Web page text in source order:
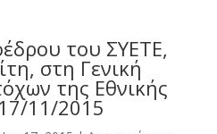
του ΣΥΕΤΕ,
στη Γενική
της Εθνικής
11/2015